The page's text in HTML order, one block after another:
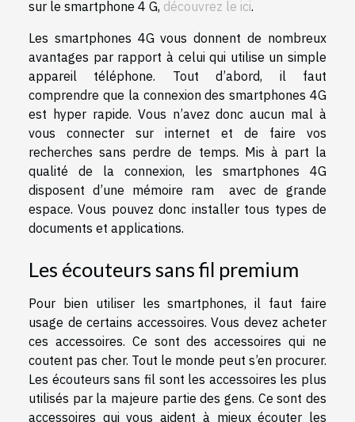
sur le smartphone 4 G, découvrez le ici.
Les smartphones 4G vous donnent de nombreux
avantages par rapport à celui qui utilise un simple
appareil téléphone. Tout d’abord, il faut
comprendre que la connexion des smartphones 4G
est hyper rapide. Vous n’avez donc aucun mal à
vous connecter sur internet et de faire vos
recherches sans perdre de temps. Mis à part la
qualité de la connexion, les smartphones 4G
disposent d’une mémoire ram avec de grande
espace. Vous pouvez donc installer tous types de
documents et applications.
Les écouteurs sans fil premium
Pour bien utiliser les smartphones, il faut faire
usage de certains accessoires. Vous devez acheter
ces accessoires. Ce sont des accessoires qui ne
coutent pas cher. Tout le monde peut s’en procurer.
Les écouteurs sans fil sont les accessoires les plus
utilisés par la majeure partie des gens. Ce sont des
accessoires qui vous aident à mieux écouter les